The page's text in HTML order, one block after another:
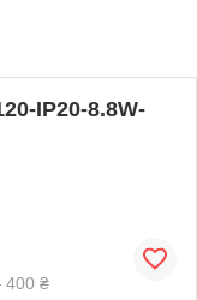
IP20-8.8W-
400 ₴